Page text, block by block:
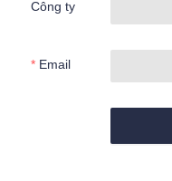
Công ty
Email